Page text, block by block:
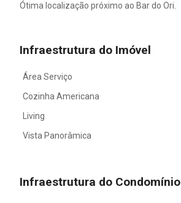
Ótima localização próximo ao Bar do Ori.
Infraestrutura do Imóvel
Área Serviço
Cozinha Americana
Living
Vista Panorâmica
Infraestrutura do Condomínio